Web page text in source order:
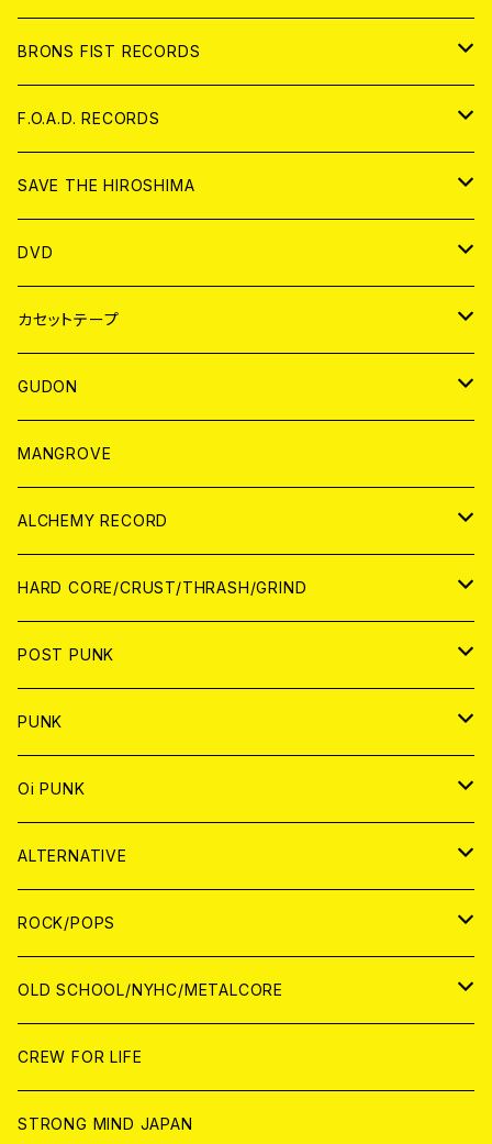
アパレル
ANALOG
BRONS FIST RECORDS
CD
ANALOG
F.O.A.D. RECORDS
CD
ANALOG
SAVE THE HIROSHIMA
アパレル
BADGE
DVD
JAPAN
WORLD
カセットテープ
JAPAN
WORLD
GUDON
アパレル
PATCH
アナログ
DIGITAL CONTENTS
MANGROVE
ALCHEMY RECORD
CD
ANALOG
HARD CORE/CRUST/THRASH/GRIND
JAPAN
CD
ANALOG
WORLD
CD
ANALOG
POST PUNK
CD
JAPAN
WORLD
ANALOG
JAPAN
WORLD
PUNK
JAPAN
CD
ANALOG
WORLD
CD
ANALOG
Oi PUNK
JAPAN
CD
ANALOG
WOLRD
CD
ANALOG
ALTERNATIVE
JAPAN
CD
ANALOG
WORLD
CD
ANALOG
ROCK/POPS
JAPAN
CD
ANALOG
WORLD
CD
OLD SCHOOL/NYHC/METALCORE
JAPAN
CD
WORLD
CREW FOR LIFE
STRONG MIND JAPAN